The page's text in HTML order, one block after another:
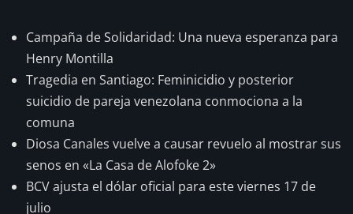
Campaña de Solidaridad: Una nueva esperanza para
Henry Montilla
Tragedia en Santiago: Feminicidio y posterior
suicidio de pareja venezolana conmociona a la
comuna
Diosa Canales vuelve a causar revuelo al mostrar sus
senos en «La Casa de Alofoke 2»
BCV ajusta el dólar oficial para este viernes 17 de
julio